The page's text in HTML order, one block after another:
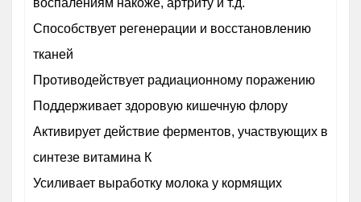
Способствует регенерации и восстановлению
тканей
Противодействует радиационному поражению
Поддерживает здоровую кишечную флору
Активирует действие ферментов, участвующих в
синтезе витамина К
Усиливает выработку молока у кормящих